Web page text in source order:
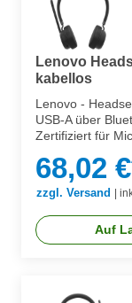
Lenovo
kabellos
Lenovo -
USB-A über
Zertifiziert für
68,02
zzgl. Versand |
Auf